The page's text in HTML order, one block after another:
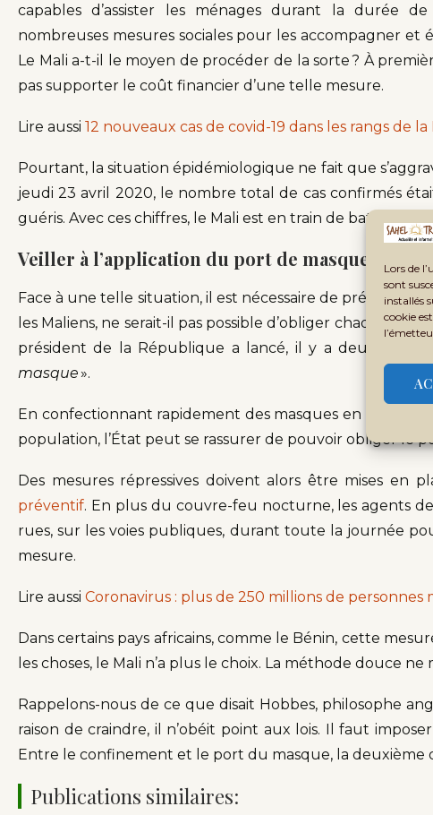
Lors de
sont
installés
cookie
capables d’assister les ménages durant la durée
nombreuses mesures sociales pour les accompagner et
Le Mali a-t-il le moyen de procéder de la sorte ? À
pas supporter le coût financier d’une telle mesure.
Lire aussi 12 nouveaux cas de covid-19 dans les rangs de la
Pourtant, la situation épidémiologique ne fait que
jeudi 23 avril 2020, le nombre total de cas confirmés
guéris. Avec ces chiffres, le Mali est en train de battre le
Veiller à l’application du port de masque
Face à une telle situation, il est nécessaire de prévoir
les Maliens, ne serait-il pas possible d’obliger chaque
président de la République a lancé, il y a deux ou trois
masque».
En confectionnant rapidement des masques en grande
population, l’État peut se rassurer de pouvoir obliger le
Des mesures répressives doivent alors être mises en
préventif. En plus du couvre-feu nocturne, les agents
rues, sur les voies publiques, durant toute la journée
mesure.
Lire aussi Coronavirus : plus de 250 millions de personnes
Dans certains pays africains, comme le Bénin, cette
les choses, le Mali n’a plus le choix. La méthode douce ne
Rappelons-nous de ce que disait Hobbes, philosophe
raison de craindre, il n’obéit point aux lois. Il faut
Entre le confinement et le port du masque, la deuxième
Publications similaires: